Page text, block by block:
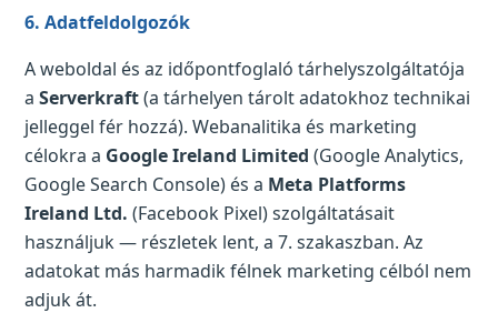
6. Adatfeldolgozók
A weboldal és az időpontfoglaló tárhelyszolgáltatója
a Serverkraft(a tárhelyen tárolt adatokhoz technikai
jelleggel fér hozzá). Webanalitika és marketing
célokra a Google Ireland Limited (Google Analytics,
Google Search Console) és a Meta Platforms
Ireland Ltd. (Facebook Pixel) szolgáltatásait
használjuk — részletek lent, a 7. szakaszban. Az
adatokat más harmadik félnek marketing célból nem
adjuk át.